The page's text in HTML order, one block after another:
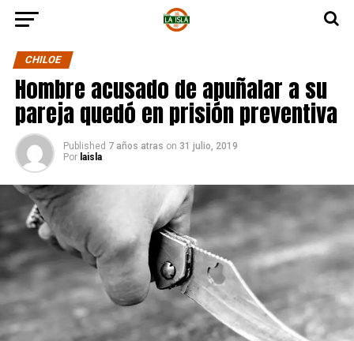
CHILOE
Hombre acusado de apuñalar a su
pareja quedó en prisión preventiva
Published 7 años atras on 31 julio, 2019
Por laisla